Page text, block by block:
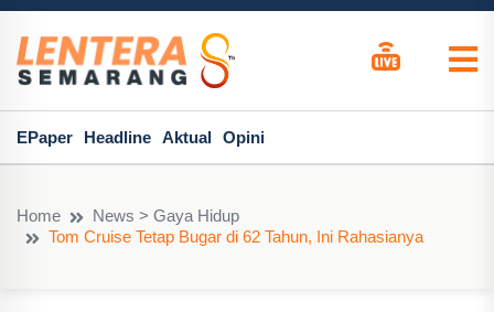
EPaper Headline Aktual Opini
Home
News > Gaya Hidup
Tom Cruise Tetap Bugar di 62 Tahun, Ini Rahasianya